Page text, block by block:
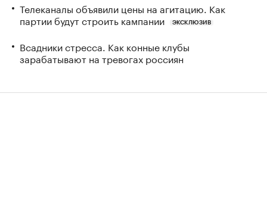
Телеканалы объявили цены на агитацию. Как
партии будут строить кампании
ЭКСКЛЮЗИВ
Всадники стресса. Как конные клубы
зарабатывают на тревогах россиян